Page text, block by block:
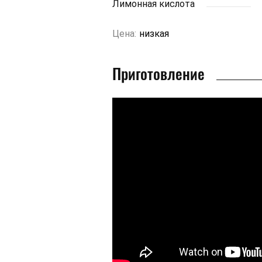
Лимонная кислота
Цена: низкая
Приготовление